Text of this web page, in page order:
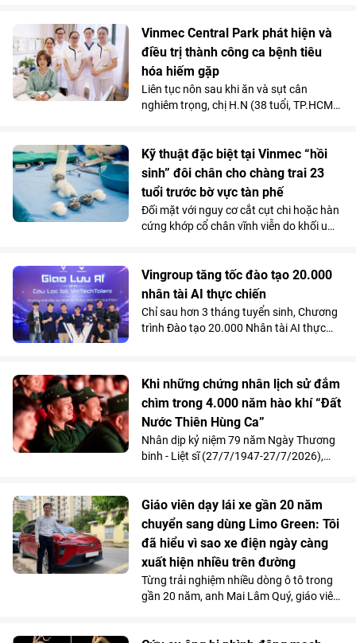
lựa chọn sáng giá hơn hẳn so với những
mẫu xe tay ga chạy xăng trên thị trường.
Vinmec Central Park phát hiện và
điều trị thành công ca bệnh tiêu
hóa hiếm gặp
Liên tục nôn sau khi ăn và sụt cân
nghiêm trọng, chị H.N (38 tuổi, TP.HCM)
căn bệnh tiêu hóa hiếm gặp chỉ chiếm
dưới 0,3% dân số.
Kỹ thuật đặc biệt tại Vinmec “hồi
sinh” đôi chân cho chàng trai 23
tuổi trước bờ vực tàn phế
Đối mặt với nguy cơ cắt cụt chi hoặc hàn
cứng khớp cổ chân vĩnh viễn do khối u
toàn bộ xương sên bằng vật liệu
Titanium in 3D tại Bệnh viện Đa khoa
Quốc tế Vinmec Times City.
Vingroup tăng tốc đào tạo 20.000
nhân tài AI thực chiến
Chỉ sau hơn 3 tháng tuyển sinh, Chương
trình Đào tạo 20.000 Nhân tài AI thực
quả 100% học viên đạt chuẩn khóa I
được mời làm việc ngay sau khi tốt
nghiệp, Chương trình đang tăng tốc mở
rộng quy mô đào tạo nhằm đảm bảo
mục tiêu cung cấp từ 10.000 - 20.000
nhân tài AI trong vòng 2 năm, đáp ứng
Khi những chứng nhân lịch sử đắm
chìm trong 4.000 năm hào khí “Đất
Nước Thiên Hùng Ca”
Nhân dịp kỷ niệm 79 năm Ngày Thương
binh - Liệt sĩ (27/7/1947-27/7/2026),
chiến thưởng thức show diễn “Đất Nước
Thiên Hùng Ca” tại Vinpearl Theatre
Ocean City. Phản hồi xúc động của chính
những người từng đi qua chiến tranh đã
góp phần khẳng định ý nghĩa nhân văn
và giá trị lan tỏa của tác phẩm nghệ
thuật lấy cảm hứng từ hơn 4.000 năm
Giáo viên dạy lái xe gần 20 năm
chuyển sang dùng Limo Green: Tôi
đã hiểu vì sao xe điện ngày càng
xuất hiện nhiều trên đường
Từng trải nghiệm nhiều dòng ô tô trong
gần 20 năm, anh Mai Lâm Quý, giáo viên